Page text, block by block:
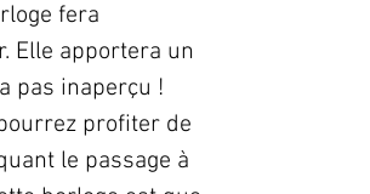
fera
Elle apportera un
pas inaperçu !
profiter de
le passage à